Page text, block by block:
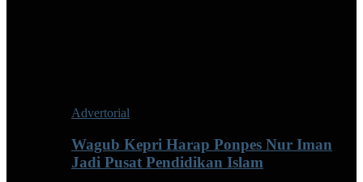
Advertorial
Wagub Kepri Harap Ponpes Nur Iman
Jadi Pusat Pendidikan Islam